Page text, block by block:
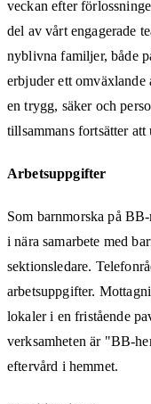
veckan efter
del av vårt engagerade
nyblivna familjer, både
erbjuder ett
en trygg, säker och
tillsammans fortsätter
Arbetsuppgifter
Som barnmorska på
i nära samarbete med
sektionsledare.
arbetsuppgifter.
lokaler i en fristående
verksamheten är "BB-
eftervård i hemmet.